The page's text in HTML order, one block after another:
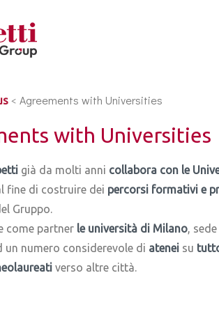
< Agreements with Universities
with Universities
già da molti anni collabora con le
fine di costruire dei percorsi formativi e
Gruppo.
come partner le università di Milano,
un numero considerevole di atenei su
verso altre città.